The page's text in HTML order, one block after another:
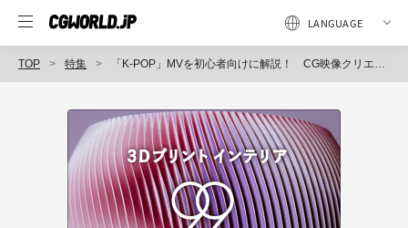
TOP 特集 「K-POP」MVを初心者向けに解説！ CG映像クリエイター視点で分析した「K-POPらしさ」とは？